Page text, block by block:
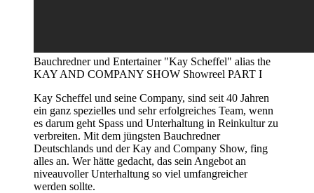
Bauchredner und Entertainer "Kay Scheffel" alias the
KAY AND COMPANY SHOW Showreel PART I
Kay Scheffel und seine Company, sind seit 40 Jahren
ein ganz spezielles und sehr erfolgreiches Team, wenn
es darum geht Spass und Unterhaltung in Reinkultur zu
verbreiten. Mit dem jüngsten Bauchredner
Deutschlands und der Kay and Company Show, fing
alles an. Wer hätte gedacht, das sein Angebot an
niveauvoller Unterhaltung so viel umfangreicher
werden sollte.